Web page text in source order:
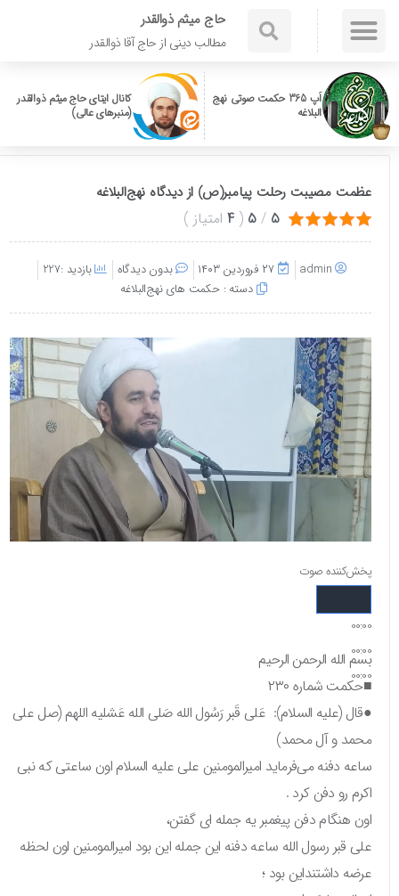
حاج میثم ذوالقدر
مطالب دینی از حاج آقا ذوالقدر
اَپ 365 حکمت صوتی نهج
البلاغه
کانال ایتای حاج میثم ذوالقدر
(منبرهای عالی)
عظمت مصیبت رحلت پیامبر(ص) از دیدگاه نهج‌البلاغه
5
/
5
(
4 امتیاز)
admin ۲۷ فروردین ۱۴۰۳ بدون دیدگاه
بازدید :227
دسته :حکمت های نهج‌البلاغه
پخش‌کننده صوت
00:00
00:00
00:00
بسم الله الرحمن الرحیم
■حکمت شماره ۲۳۰
●قال (علیه السلام): عَلی قَبر رَسُول الله صَلی الله عَشلیه اللهم (صل علی
محمد و آل محمد)
ساعه دفنه می‌فرماید امیرالمومنین علی علیه السلام اون ساعتی که نبی
اکرم رو دفن کرد .
اون هنگام دفن پیغمبر یه جمله‌ ای گفتن،
علی قبر رسول الله ساعه دفنه این جمله این بود امیرالمومنین اون لحظه
عرضه داشتنداین بود ؛